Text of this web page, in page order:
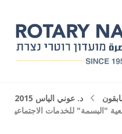
د. عوني الياس 2015
"البسمة" للخدمات الاجتماعي